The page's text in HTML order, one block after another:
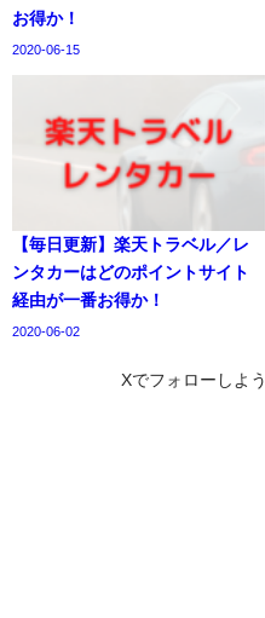
お得か！
2020-06-15
【毎日更新】楽天トラベル／レ
ンタカーはどのポイントサイト
経由が一番お得か！
2020-06-02
Xでフォローしよう